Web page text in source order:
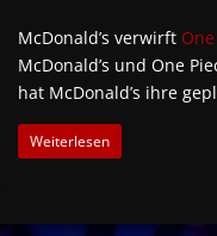
McDonald’s verwirft
McDonald’s und One
hat McDonald’s ihre
Weiterlesen